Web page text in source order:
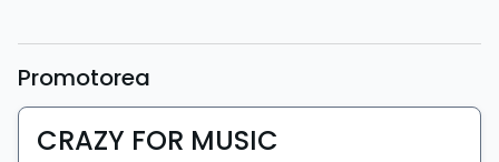
Promotorea
CRAZY FOR MUSIC